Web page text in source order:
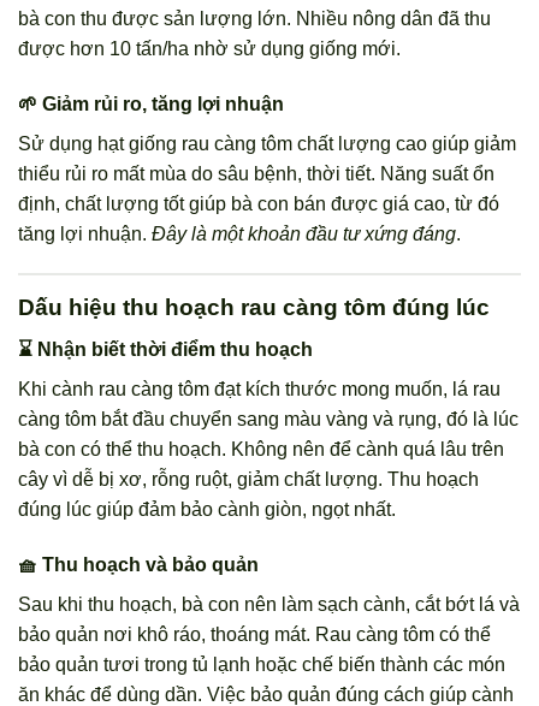
bà con thu được sản lượng lớn. Nhiều nông dân đã thu
được hơn 10 tấn/ha nhờ sử dụng giống mới.
🌱 Giảm rủi ro, tăng lợi nhuận
Sử dụng hạt giống rau càng tôm chất lượng cao giúp giảm
thiểu rủi ro mất mùa do sâu bệnh, thời tiết. Năng suất ổn
định, chất lượng tốt giúp bà con bán được giá cao, từ đó
tăng lợi nhuận. Đây là một khoản đầu tư xứng đáng.
Dấu hiệu thu hoạch rau càng tôm đúng lúc
⌛ Nhận biết thời điểm thu hoạch
Khi cành rau càng tôm đạt kích thước mong muốn, lá rau
càng tôm bắt đầu chuyển sang màu vàng và rụng, đó là lúc
bà con có thể thu hoạch. Không nên để cành quá lâu trên
cây vì dễ bị xơ, rỗng ruột, giảm chất lượng. Thu hoạch
đúng lúc giúp đảm bảo cành giòn, ngọt nhất.
🧺 Thu hoạch và bảo quản
Sau khi thu hoạch, bà con nên làm sạch cành, cắt bớt lá và
bảo quản nơi khô ráo, thoáng mát. Rau càng tôm có thể
bảo quản tươi trong tủ lạnh hoặc chế biến thành các món
ăn khác để dùng dần. Việc bảo quản đúng cách giúp cành